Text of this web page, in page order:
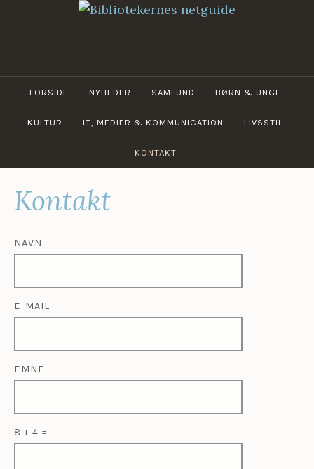
BIBLIOTEKERNES
NETGUIDE
FORSIDE NYHEDER SAMFUND BØRN & UNGE
KULTUR IT, MEDIER & KOMMUNICATION LIVSSTIL
KONTAKT
Kontakt
NAVN
E-MAIL
EMNE
8 + 4 =